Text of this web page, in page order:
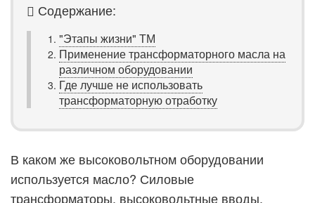
Содержание:
"Этапы жизни" ТМ
Применение трансформаторного масла на
различном оборудовании
Где лучше не использовать
трансформаторную отработку
В каком же высоковольтном оборудовании
используется масло? Силовые
трансформаторы, высоковольтные вводы,